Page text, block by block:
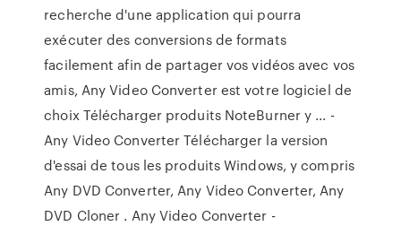
recherche d'une application qui pourra
exécuter des conversions de formats
facilement afin de partager vos vidéos avec vos
amis, Any Video Converter est votre logiciel de
choix Télécharger produits NoteBurner y ... -
Any Video Converter Télécharger la version
d'essai de tous les produits Windows, y compris
Any DVD Converter, Any Video Converter, Any
DVD Cloner . Any Video Converter -